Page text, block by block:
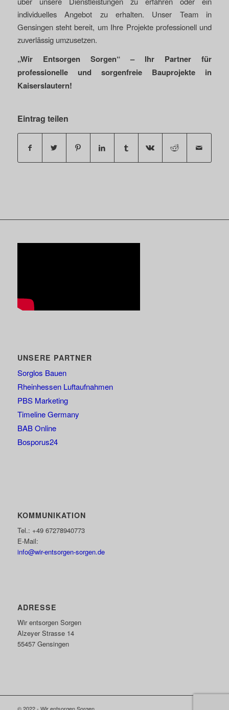
individuelles Angebot zu erhalten. Unser Team in
Gensingen steht bereit, um Ihre Projekte professionell und
zuverlässig umzusetzen.
„Wir Entsorgen Sorgen“ – Ihr Partner für
professionelle und sorgenfreie Bauprojekte in
Kaiserslautern!
Eintrag teilen
UNSERE PARTNER
Sorglos Bauen
Rheinhessen Luftaufnahmen
PBS Marketing
Timeline Germany
BAB Online
Bosporus24
KOMMUNIKATION
Tel.: +49 67278940773
E-Mail:
info@wir-entsorgen-sorgen.de
ADRESSE
Wir entsorgen Sorgen
Alzeyer Strasse 14
55457 Gensingen